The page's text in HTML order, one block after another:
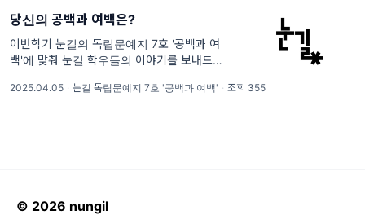
당신의 공백과 여백은?
이번학기 눈길의 독립문예지 7호 '공백과 여
백'에 맞춰 눈길 학우들의 이야기를 보내드립니
작학회 '눈길'입니다. 눈꽃이 겹겹이 쌓여 아름
2025.04.05 · 눈길 독립문예지 7호 '공백과 여백' · 조회 355
© 2026 nungil